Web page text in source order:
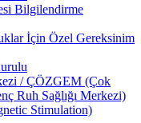
Bilgilendirme
İçin Özel Gereksinim
/ ÇÖZGEM (Çok
Ruh Sağlığı Merkezi)
Stimulation)